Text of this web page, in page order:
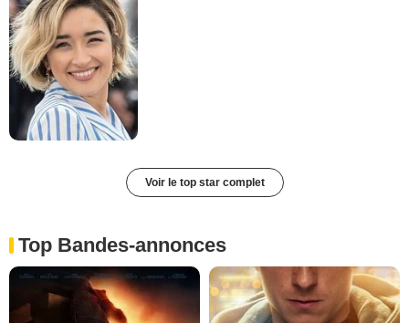
Voir le top star complet
Top Bandes-annonces